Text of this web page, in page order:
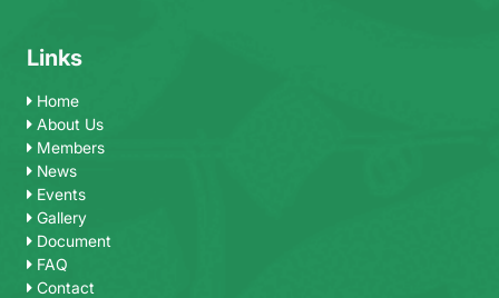
Links
Home
About Us
Members
News
Events
Gallery
Document
FAQ
Contact